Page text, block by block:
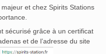
et chez Spirits Stations
sécurisé grâce à un certificat
et de l’adresse du site